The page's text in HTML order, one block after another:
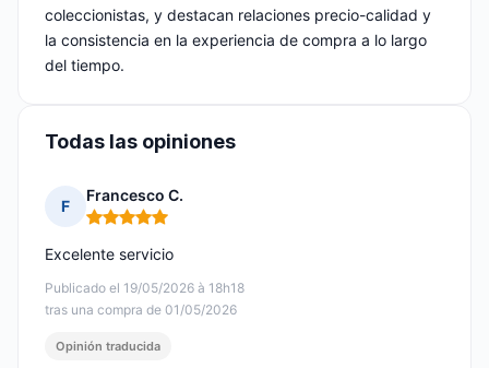
coleccionistas, y destacan relaciones precio-calidad y
la consistencia en la experiencia de compra a lo largo
del tiempo.
Todas las opiniones
F
Francesco C.
Nota: 5 de 5
Publicado el 19/05/2026 à 18h18
tras una compra de 01/05/2026
Excelente servicio
Opinión traducida